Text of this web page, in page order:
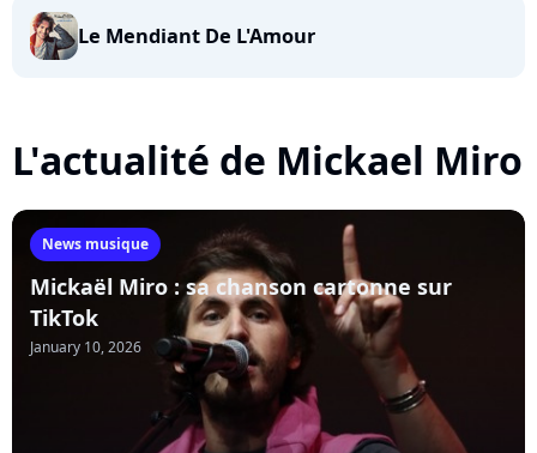
Le Mendiant De L'Amour
L'actualité de Mickael Miro
News musique
Mickaël Miro : sa chanson cartonne sur
TikTok
January 10, 2026